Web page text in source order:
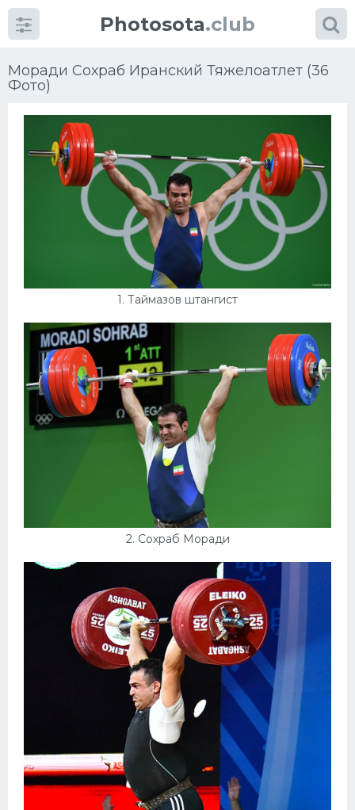
Photosota.club
Моради Сохраб Иранский Тяжелоатлет (36
Фото)
1. Таймазов штангист
2. Сохраб Моради
КатегорииФото
Много картинок...
Хоккей
Велогонки
Конькобежный спорт
Тренажеры